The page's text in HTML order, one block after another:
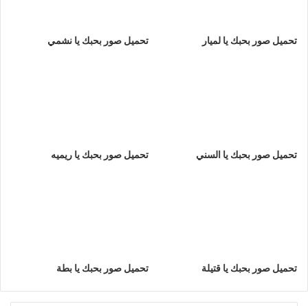
تحميل صور بحبك يا لميار تحميل صور بحبك يا نشمي
تحميل صور بحبك يا السني تحميل صور بحبك يا ريميه
تحميل صور بحبك يا قتيلة تحميل صور بحبك يا بطة